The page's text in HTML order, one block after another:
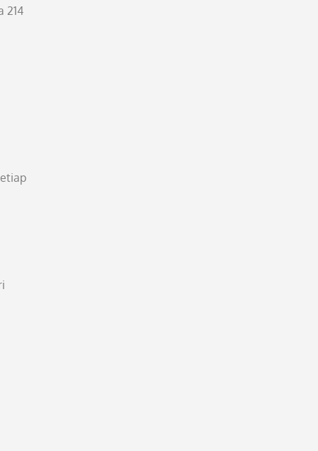
214